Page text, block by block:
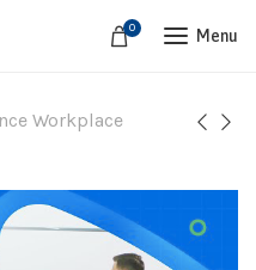
0 Menu
Workplace